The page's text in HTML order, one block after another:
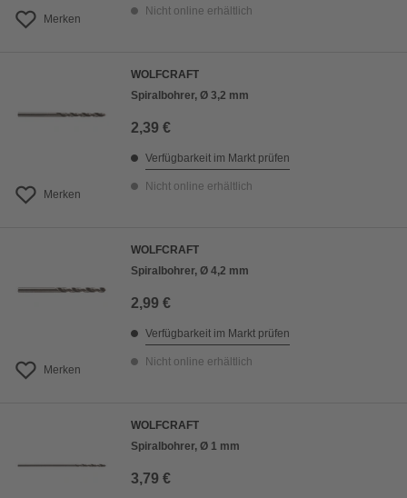
Merken
Nicht online erhältlich
Merken
WOLFCRAFT
Spiralbohrer, Ø 3,2 mm
2,39 €
Verfügbarkeit im Markt prüfen
Nicht online erhältlich
Merken
WOLFCRAFT
Spiralbohrer, Ø 4,2 mm
2,99 €
Verfügbarkeit im Markt prüfen
Nicht online erhältlich
WOLFCRAFT
Spiralbohrer, Ø 1 mm
3,79 €